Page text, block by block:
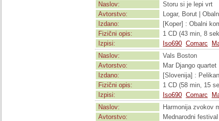
Naslov:
Storu si je lepi vrt
Avtorstvo:
Logar, Borut |
Izdano:
[Koper] : Obalni
Fizični opis:
1 CD (43 min, 8
Izpisi:
Iso690 Comarc
Naslov:
Vals Boston
Avtorstvo:
Mar Django quartet
Izdano:
[Slovenija] :
Fizični opis:
1 CD (58 min, 15
Izpisi:
Iso690 Comarc
Naslov:
Harmonija zvokov
Avtorstvo:
Mednarodni